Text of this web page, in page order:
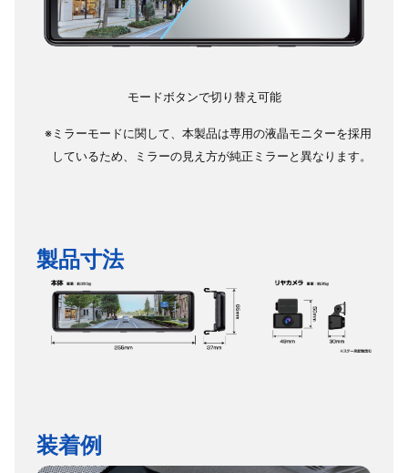
モードボタンで切り替え可能
※ミラーモードに関して、本製品は専用の液晶モニターを採用
しているため、ミラーの見え方が純正ミラーと異なります。
製品寸法
装着例